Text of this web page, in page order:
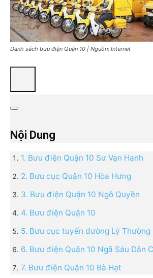
Danh sách bưu điện Quận 10 | Nguồn: Internet
Nội Dung
1. Bưu điện Quận 10 Sư Vạn Hạnh
2. Bưu cục Quận 10 Hòa Hưng
3. Bưu điện Quận 10 Ngô Quyền
4. Bưu điện Quận 10
5. Bưu cục tuyến đường Lý Thường
6. Bưu điện Quận 10 Ngã Sáu Dân
7. Bưu điện Quận 10 Bà Hạt